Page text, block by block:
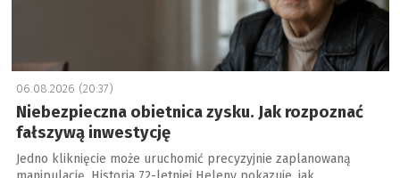
06.08.2026 (20:37)
Niebezpieczna obietnica zysku. Jak rozpoznać
fałszywą inwestycję
Jedno kliknięcie może uruchomić precyzyjnie zaplanowaną